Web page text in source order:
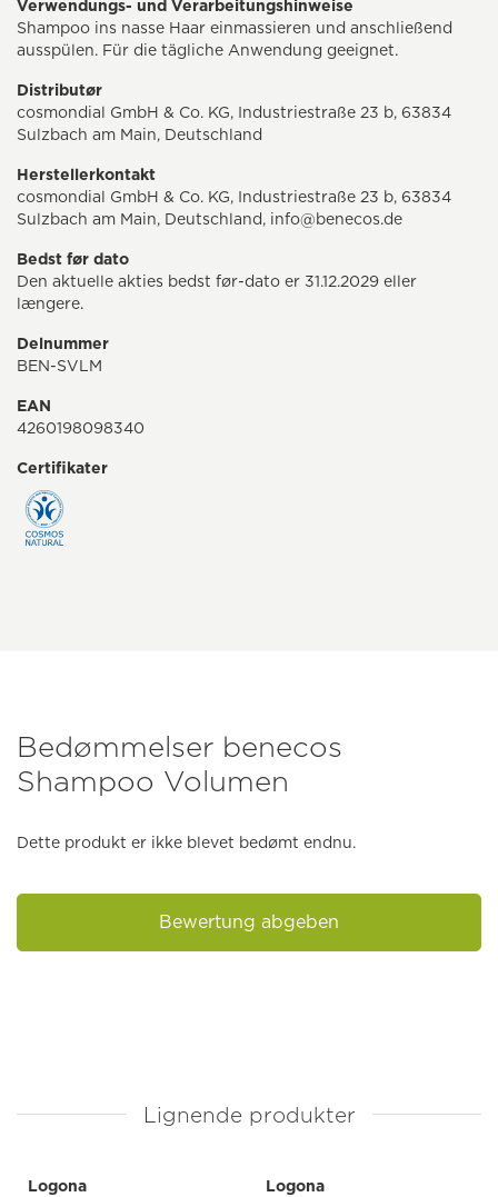
Verwendungs- und Verarbeitungshinweise
Shampoo ins nasse Haar einmassieren und anschließend
ausspülen. Für die tägliche Anwendung geeignet.
Distributør
cosmondial GmbH & Co. KG, Industriestraße 23 b, 63834
Sulzbach am Main, Deutschland
Herstellerkontakt
cosmondial GmbH & Co. KG, Industriestraße 23 b, 63834
Sulzbach am Main, Deutschland, info@benecos.de
Bedst før dato
Den aktuelle akties bedst før-dato er 31.12.2029 eller
længere.
Delnummer
BEN-SVLM
EAN
4260198098340
Certifikater
Bedømmelser benecos
Shampoo Volumen
Dette produkt er ikke blevet bedømt endnu.
Bewertung abgeben
Lignende produkter
Logona
Logona